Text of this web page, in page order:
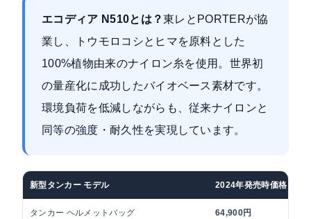
エコディア N510とは？東レとPORTERが協
業し、トウモロコシとヒマを原料とした
100%植物由来のナイロン糸を使用。世界初
の量産化に成功したバイオベース素材です。
環境負荷を低減しながらも、従来ナイロンと
同等の強度・耐久性を実現しています。
新型タンカー モデル 2024年発売時価格（税
タンカー ヘルメットバッグ 64,900円